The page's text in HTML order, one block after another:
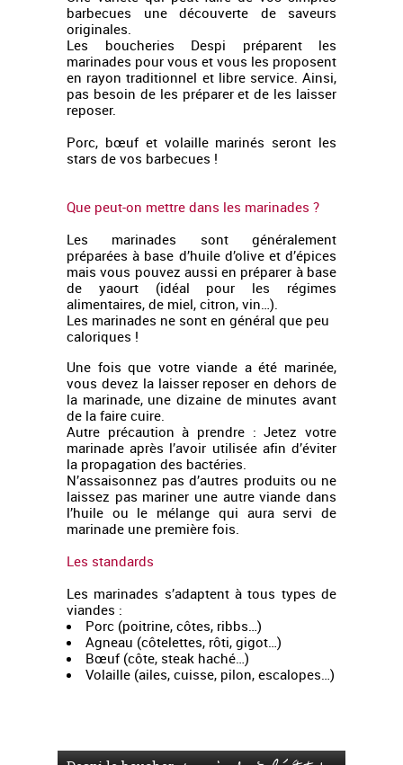
barbecues une découverte de saveurs
originales.
Les boucheries Despi préparent les
marinades pour vous et vous les proposent
en rayon traditionnel et libre service. Ainsi,
pas besoin de les préparer et de les laisser
reposer.
Porc, bœuf et volaille marinés seront les
stars de vos barbecues !
Que peut-on mettre dans les marinades ?
Les marinades sont généralement
préparées à base d’huile d’olive et d’épices
mais vous pouvez aussi en préparer à base
de yaourt (idéal pour les régimes
alimentaires, de miel, citron, vin…).
Les marinades ne sont en général que peu
caloriques !
Une fois que votre viande a été marinée,
vous devez la laisser reposer en dehors de
la marinade, une dizaine de minutes avant
de la faire cuire.
Autre précaution à prendre : Jetez votre
marinade après l’avoir utilisée afin d’éviter
la propagation des bactéries.
N’assaisonnez pas d’autres produits ou ne
laissez pas mariner une autre viande dans
l’huile ou le mélange qui aura servi de
marinade une première fois.
Les standards
Les marinades s’adaptent à tous types de
viandes :
Porc (poitrine, côtes, ribbs…)
Agneau (côtelettes, rôti, gigot…)
Bœuf (côte, steak haché…)
Volaille (ailes, cuisse, pilon, escalopes…)